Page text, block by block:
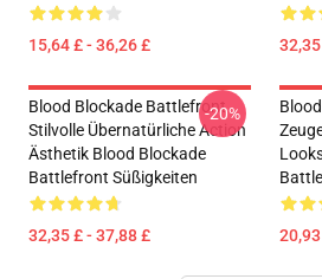
15,64 £ - 36,26 £
Blood Blockade Battlefront
Stilvolle Übernatürliche Action
Ästhetik Blood Blockade
Battlefront Süßigkeiten
32,35 £ - 37,88 £
-20%